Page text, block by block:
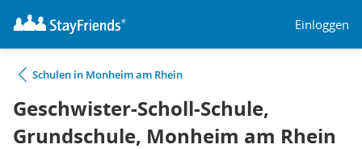
Einloggen
Schulen in Monheim am Rhein
Geschwister-Scholl-Schule,
Grundschule, Monheim am Rhein